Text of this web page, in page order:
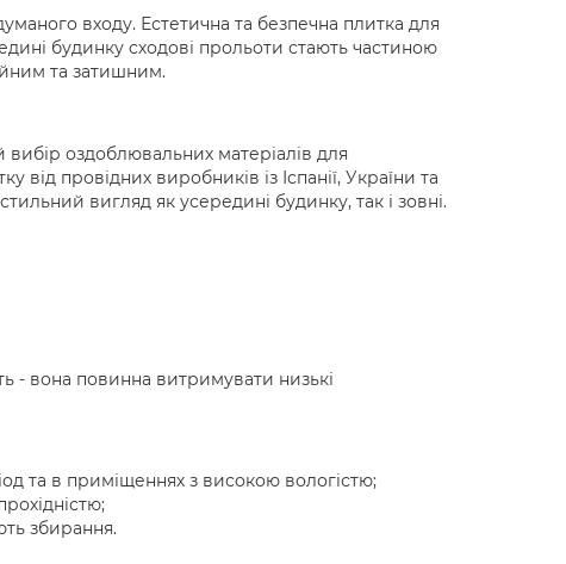
входу. Естетична та безпечна плитка для
будинку сходові прольоти стають частиною
та затишним.
оздоблювальних матеріалів для
від провідних виробників із Іспанії, України та
вигляд як усередині будинку, так і зовні.
- вона повинна витримувати низькі
та в приміщеннях з високою вологістю;
збирання.